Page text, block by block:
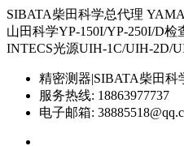
SIBATA柴田科学总代理
山田科学YP-150I/YP-250I/D检
INTECS光源UIH-1C/UIH-2D/
精密测器|SIBATA柴田科
服务热线: 18863977737
电子邮箱: